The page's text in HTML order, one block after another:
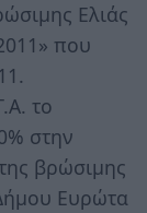
Ελιάς
που
το
στην
βρώσιμης
Ευρώτα